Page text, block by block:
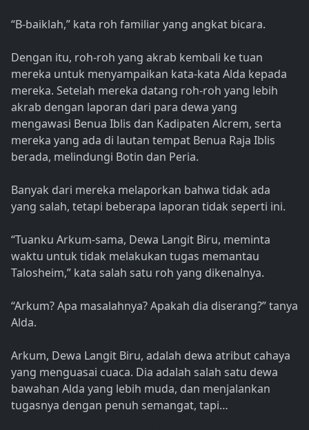
“B-baiklah,” kata roh familiar yang angkat bicara.
Dengan itu, roh-roh yang akrab kembali ke tuan
mereka untuk menyampaikan kata-kata Alda kepada
mereka. Setelah mereka datang roh-roh yang lebih
akrab dengan laporan dari para dewa yang
mengawasi Benua Iblis dan Kadipaten Alcrem, serta
mereka yang ada di lautan tempat Benua Raja Iblis
berada, melindungi Botin dan Peria.
Banyak dari mereka melaporkan bahwa tidak ada
yang salah, tetapi beberapa laporan tidak seperti ini.
“Tuanku Arkum-sama, Dewa Langit Biru, meminta
waktu untuk tidak melakukan tugas memantau
Talosheim,” kata salah satu roh yang dikenalnya.
“Arkum? Apa masalahnya? Apakah dia diserang?” tanya
Alda.
Arkum, Dewa Langit Biru, adalah dewa atribut cahaya
yang menguasai cuaca. Dia adalah salah satu dewa
bawahan Alda yang lebih muda, dan menjalankan
tugasnya dengan penuh semangat, tapi…